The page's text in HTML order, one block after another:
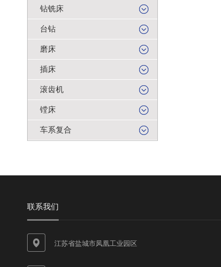
钻铣床
台钻
磨床
插床
滚齿机
镗床
车系复合
联系我们
江苏省盐城市凤凰工业园区